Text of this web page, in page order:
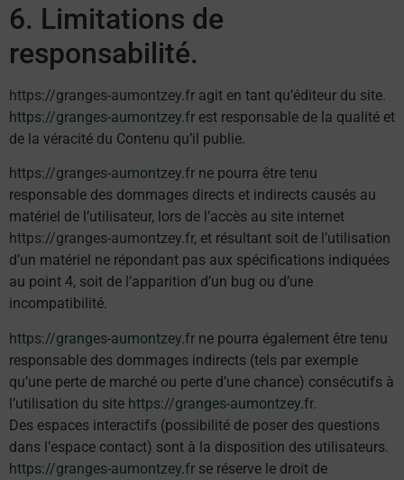
6. Limitations de
responsabilité.
https://granges-aumontzey.fr agit en tant qu’éditeur du site.
https://granges-aumontzey.fr est responsable de la qualité et
de la véracité du Contenu qu’il publie.
https://granges-aumontzey.fr ne pourra être tenu
responsable des dommages directs et indirects causés au
matériel de l’utilisateur, lors de l’accès au site internet
https://granges-aumontzey.fr, et résultant soit de l’utilisation
d’un matériel ne répondant pas aux spécifications indiquées
au point 4, soit de l’apparition d’un bug ou d’une
incompatibilité.
https://granges-aumontzey.fr ne pourra également être tenu
responsable des dommages indirects (tels par exemple
qu’une perte de marché ou perte d’une chance) consécutifs à
l’utilisation du site https://granges-aumontzey.fr.
Des espaces interactifs (possibilité de poser des questions
dans l’espace contact) sont à la disposition des utilisateurs.
https://granges-aumontzey.fr se réserve le droit de